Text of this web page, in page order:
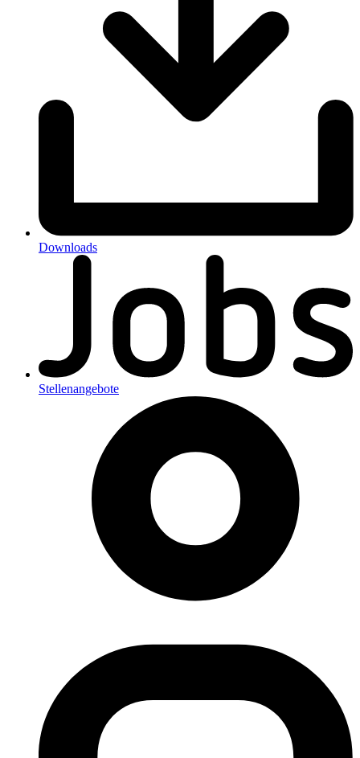
Downloads
Stellenangebote